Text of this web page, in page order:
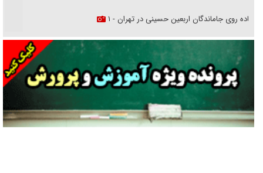
پیاده روی جاماندگان اربعین حسینی در تهران - ۱
فریاد‌ها و ناله‌های دوستان مبارزدلم را آتش می‌زد
تغییر رویه دشمن در ترور از شیخ فضل‌الله تا مصباح یزدی
خرید قسطی اولش خنده و آخرش گریه است!
فوتبال و آن «بالا»!